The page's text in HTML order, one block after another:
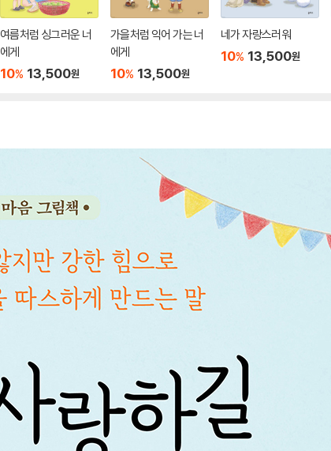
여름처럼 싱그러운 너
에게
10% 13,500원
가을처럼 익어 가는 너
에게
10% 13,500원
네가 자랑스러워
10% 13,500원